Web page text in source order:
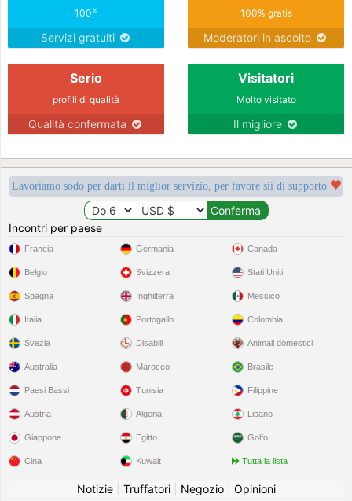
100%
Servizi gratuiti
100% gratis
Moderatori in ascolto
Serio
profili di qualità
Qualità confermata
Visitatori
Molto visitato
Il migliore
Lavoriamo sodo per darti il miglior servizio, per favore sii di supporto
Incontri per paese
Francia
Belgio
Spagna
Italia
Svezia
Germania
Svizzera
Inghilterra
Portogallo
Disabili
Canada
Stati Uniti
Messico
Colombia
Animali domestici
Australia
Paesi Bassi
Austria
Giappone
Cina
Marocco
Tunisia
Algeria
Egitto
Kuwait
Brasile
Filippine
Libano
Golfo
Tutta la lista
Notizie| Truffatori| Negozio| Opinioni